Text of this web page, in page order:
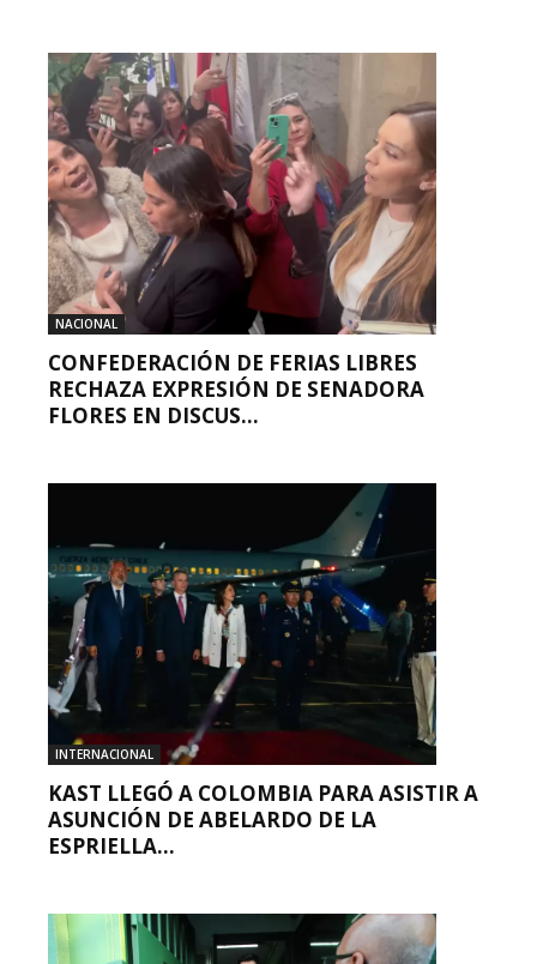
NACIONAL
CONFEDERACIÓN DE FERIAS LIBRES
RECHAZA EXPRESIÓN DE SENADORA
FLORES EN DISCUS...
INTERNACIONAL
KAST LLEGÓ A COLOMBIA PARA ASISTIR A
ASUNCIÓN DE ABELARDO DE LA
ESPRIELLA...